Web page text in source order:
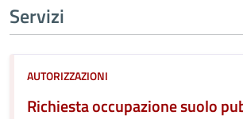
Servizi
AUTORIZZAZIONI
Richiesta occupazione suolo